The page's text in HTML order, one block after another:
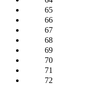
65
66
67
68
69
70
71
72